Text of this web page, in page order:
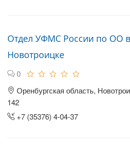
Отдел УФМС России по ОО
Новотроицке
0
Оренбургская область,
142
+7 (35376) 4-04-37